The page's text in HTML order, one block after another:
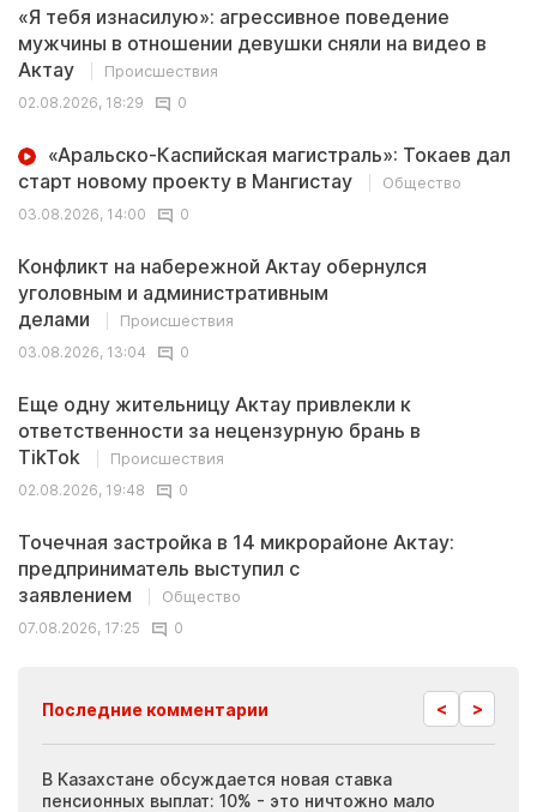
«Я тебя изнасилую»: агрессивное поведение
мужчины в отношении девушки сняли на видео в
Актау
Происшествия
02.08.2026, 18:29
0
«Аральско-Каспийская магистраль»: Токаев дал
старт новому проекту в Мангистау
Общество
03.08.2026, 14:00
0
Конфликт на набережной Актау обернулся
уголовным и административным
делами
Происшествия
03.08.2026, 13:04
0
Еще одну жительницу Актау привлекли к
ответственности за нецензурную брань в
TikTok
Происшествия
02.08.2026, 19:48
0
Точечная застройка в 14 микрорайоне Актау:
предприниматель выступил с
заявлением
Общество
07.08.2026, 17:25
0
Последние комментарии < >
В Казахстане обсуждается новая ставка
пенсионных выплат: 10% - это ничтожно мало